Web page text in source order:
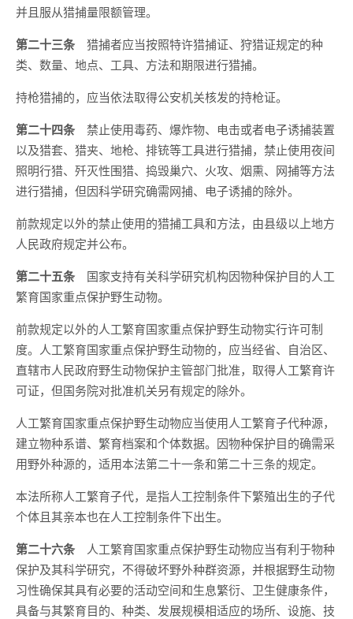
并且服从猎捕量限额管理。
第二十三条 猎捕者应当按照特许猎捕证、狩猎证规定的种
类、数量、地点、工具、方法和期限进行猎捕。
持枪猎捕的，应当依法取得公安机关核发的持枪证。
第二十四条 禁止使用毒药、爆炸物、电击或者电子诱捕装置
以及猎套、猎夹、地枪、排铳等工具进行猎捕，禁止使用夜间
照明行猎、歼灭性围猎、捣毁巢穴、火攻、烟熏、网捕等方法
进行猎捕，但因科学研究确需网捕、电子诱捕的除外。
前款规定以外的禁止使用的猎捕工具和方法，由县级以上地方
人民政府规定并公布。
第二十五条 国家支持有关科学研究机构因物种保护目的人工
繁育国家重点保护野生动物。
前款规定以外的人工繁育国家重点保护野生动物实行许可制
度。人工繁育国家重点保护野生动物的，应当经省、自治区、
直辖市人民政府野生动物保护主管部门批准，取得人工繁育许
可证，但国务院对批准机关另有规定的除外。
人工繁育国家重点保护野生动物应当使用人工繁育子代种源，
建立物种系谱、繁育档案和个体数据。因物种保护目的确需采
用野外种源的，适用本法第二十一条和第二十三条的规定。
本法所称人工繁育子代，是指人工控制条件下繁殖出生的子代
个体且其亲本也在人工控制条件下出生。
第二十六条 人工繁育国家重点保护野生动物应当有利于物种
保护及其科学研究，不得破坏野外种群资源，并根据野生动物
习性确保其具有必要的活动空间和生息繁衍、卫生健康条件，
具备与其繁育目的、种类、发展规模相适应的场所、设施、技